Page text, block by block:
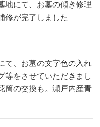
地にて、お墓の傾き修理
修が完了しました
て、お墓の文字色の入れ
等をさせていただきまし
筒の交換も。瀬戸内産青